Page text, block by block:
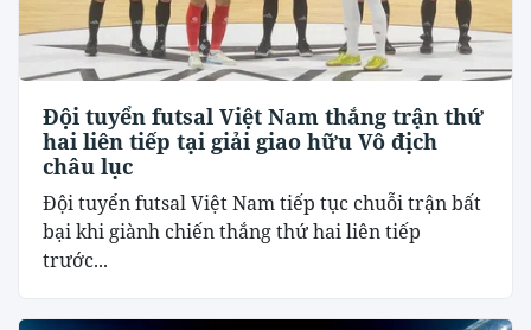
Đội tuyển futsal Việt Nam thắng trận thứ
hai liên tiếp tại giải giao hữu Vô địch
châu lục
Đội tuyển futsal Việt Nam tiếp tục chuỗi trận bất
bại khi giành chiến thắng thứ hai liên tiếp
trước...